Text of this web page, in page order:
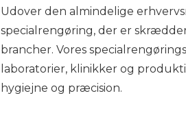
Udover den almindelige
specialrengøring, der er
brancher. Vores
laboratorier, klinikker og
hygiejne og præcision.